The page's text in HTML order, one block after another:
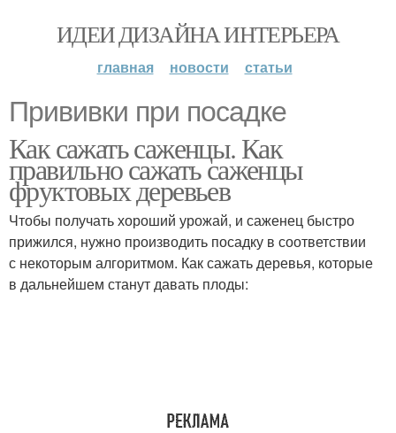
ИДЕИ ДИЗАЙНА ИНТЕРЬЕРА
главная новости статьи
Прививки при посадке
Как сажать саженцы. Как
правильно сажать саженцы
фруктовых деревьев
Чтобы получать хороший урожай, и саженец быстро
прижился, нужно производить посадку в соответствии
с некоторым алгоритмом. Как сажать деревья, которые
в дальнейшем станут давать плоды: